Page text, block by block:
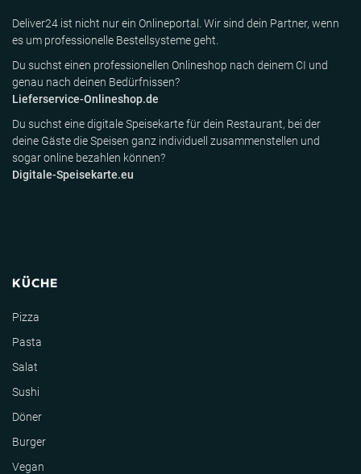
Deliver24 ist nicht nur ein Onlineportal. Wir sind dein Partner, wenn
es um professionelle Bestellsysteme geht.
Du suchst einen professionellen Onlineshop nach deinem CI und
genau nach deinen Bedürfnissen?
Lieferservice-Onlineshop.de
Du suchst eine digitale Speisekarte für dein Restaurant, bei der
deine Gäste die Speisen ganz individuell zusammenstellen und
sogar online bezahlen können?
Digitale-Speisekarte.eu
KÜCHE
Pizza
Pasta
Salat
Sushi
Döner
Burger
Vegan